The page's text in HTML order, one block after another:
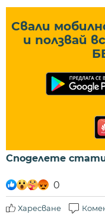
Свали
и ползвай
Споделете
0
Харесване